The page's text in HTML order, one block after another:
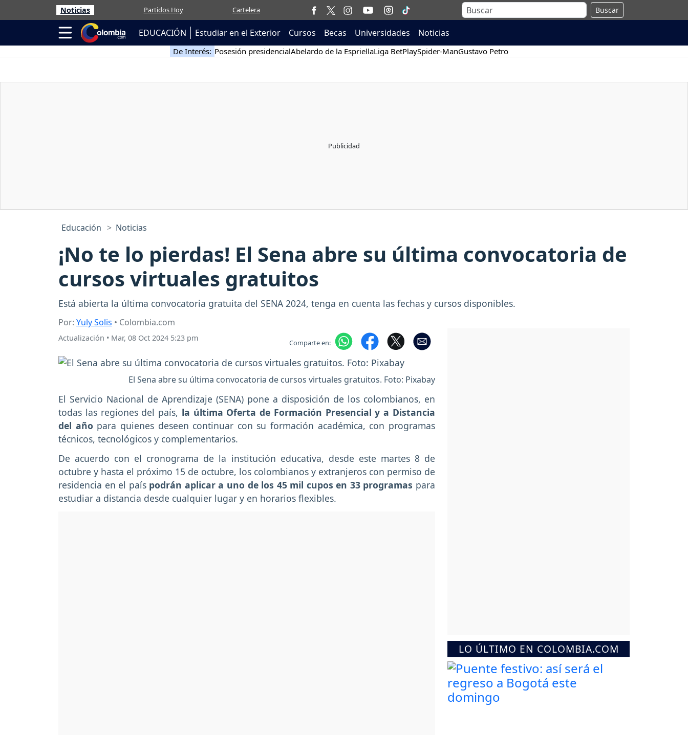
Noticias Partidos Hoy Cartelera Buscar
EDUCACIÓN Estudiar en el Exterior Cursos Becas Universidades Noticias
De Interés: Posesión presidencialAbelardo de la EspriellaLiga BetPlaySpider-ManGustavo Petro
Educación Noticias
¡No te lo pierdas! El Sena abre su última convocatoria de
cursos virtuales gratuitos
Está abierta la última convocatoria gratuita del SENA 2024, tenga en cuenta las fechas y cursos disponibles.
Por: Yuly Solis • Colombia.com
Actualización • Mar, 08 Oct 2024 5:23 pm Comparte en:
El Sena abre su última convocatoria de cursos virtuales gratuitos. Foto: Pixabay
El Servicio Nacional de Aprendizaje (SENA) pone a disposición de los colombianos, en
todas las regiones del país, la última Oferta de Formación Presencial y a Distancia
del año para quienes deseen continuar con su formación académica, con programas
técnicos, tecnológicos y complementarios.
De acuerdo con el cronograma de la institución educativa, desde este martes 8 de
octubre y hasta el próximo 15 de octubre, los colombianos y extranjeros con permiso de
residencia en el país podrán aplicar a uno de los 45 mil cupos en 33 programas para
estudiar a distancia desde cualquier lugar y en horarios flexibles.
LO ÚLTIMO EN COLOMBIA.COM